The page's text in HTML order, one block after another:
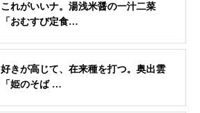
これがいいナ。湯浅米醤の一汁二菜
「おむすび定食…
好きが高じて、在来種を打つ。奥出雲
「姫のそば …